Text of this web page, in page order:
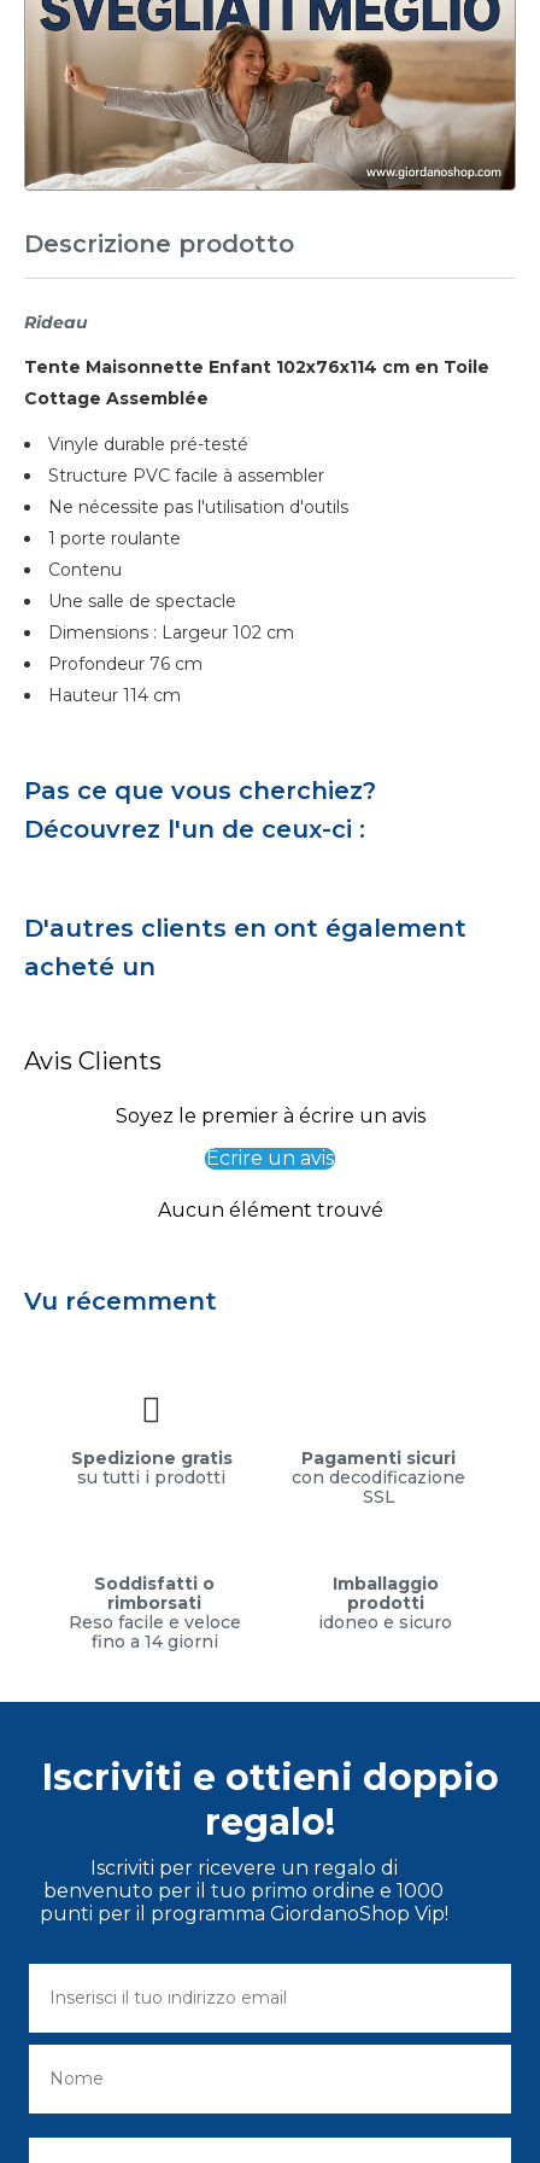
Descrizione prodotto
Rideau
Tente Maisonnette Enfant 102x76x114 cm en Toile
Cottage Assemblée
Vinyle durable pré-testé
Structure PVC facile à assembler
Ne nécessite pas l'utilisation d'outils
1 porte roulante
Contenu
Une salle de spectacle
Dimensions : Largeur 102 cm
Profondeur 76 cm
Hauteur 114 cm
Pas ce que vous cherchiez?
Découvrez l'un de ceux-ci :
D'autres clients en ont également
acheté un
Avis Clients
Soyez le premier à écrire un avis
Écrire un avis
Aucun élément trouvé
Vu récemment
Spedizione gratis
su tutti i prodotti
Pagamenti sicuri
con decodificazione
SSL
Soddisfatti o
rimborsati
Reso facile e veloce
fino a 14 giorni
Imballaggio
prodotti
idoneo e sicuro
Iscriviti e ottieni doppio
regalo!
Iscriviti per ricevere un regalo di
benvenuto per il tuo primo ordine e 1000
punti per il programma GiordanoShop Vip!